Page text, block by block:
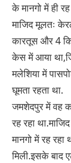
के मानगो में ही
माजिद मूलतः
कारतूस और 4
केस में आया
मलेशिया में
घूमता रहता था.
जमशेदपुर में वह
रह रहा
मानगो में रह
मिली.इसके बाद